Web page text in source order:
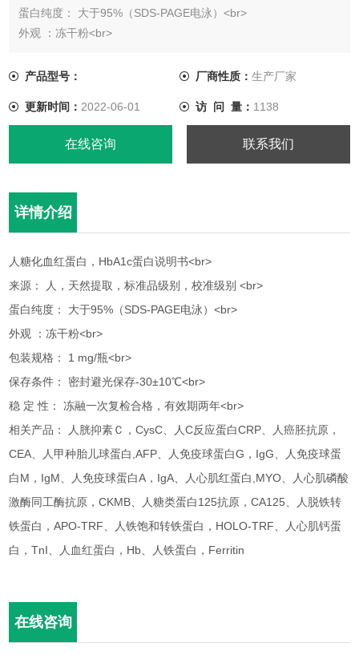
蛋白纯度： 大于95%（SDS-PAGE电泳）<br>
外观 ：冻干粉<br>
保存条件： 密封避光保存-30±10℃<br>
产品型号： 厂商性质： 生产厂家
更新时间： 2022-06-01 访 问 量： 1138
在线咨询 联系我们
详情介绍
人糖化血红蛋白，HbA1c蛋白说明书<br>
来源： 人，天然提取，标准品级别，校准级别 <br>
蛋白纯度： 大于95%（SDS-PAGE电泳）<br>
外观 ：冻干粉<br>
包装规格： 1 mg/瓶<br>
保存条件： 密封避光保存-30±10℃<br>
稳 定 性： 冻融一次复检合格，有效期两年<br>
相关产品： 人胱抑素Ｃ，CysC、人C反应蛋白CRP、人癌胚抗原，
CEA、人甲种胎儿球蛋白,AFP、人免疫球蛋白G，IgG、人免疫球蛋
白M，IgM、人免疫球蛋白A，IgA、人心肌红蛋白,MYO、人心肌磷酸
激酶同工酶抗原，CKMB、人糖类蛋白125抗原，CA125、人脱铁转
铁蛋白，APO-TRF、人铁饱和转铁蛋白，HOLO-TRF、人心肌钙蛋
白，TnI、人血红蛋白，Hb、人铁蛋白，Ferritin
在线咨询